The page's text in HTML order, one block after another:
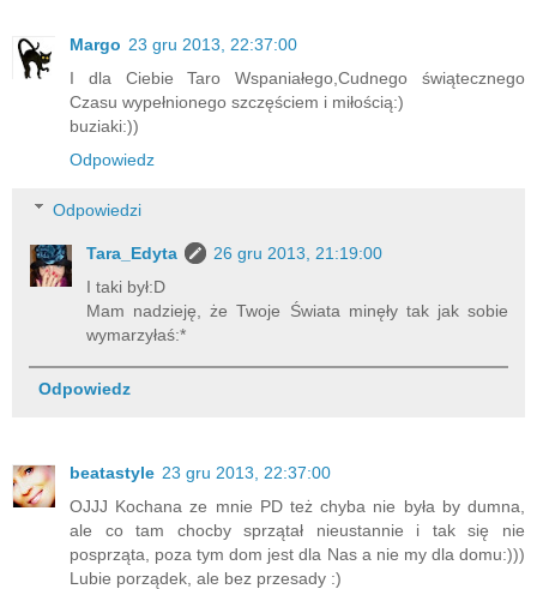
Margo 23 gru 2013, 22:37:00
I dla Ciebie Taro Wspaniałego,Cudnego świątecznego
Czasu wypełnionego szczęściem i miłością:)
buziaki:))
Odpowiedz
Odpowiedzi
Tara_Edyta
26 gru 2013, 21:19:00
I taki był:D
Mam nadzieję, że Twoje Świata minęły tak jak sobie
wymarzyłaś:*
Odpowiedz
beatastyle 23 gru 2013, 22:37:00
OJJJ Kochana ze mnie PD też chyba nie była by dumna,
ale co tam chocby sprzątał nieustannie i tak się nie
posprząta, poza tym dom jest dla Nas a nie my dla domu:)))
Lubie porządek, ale bez przesady :)